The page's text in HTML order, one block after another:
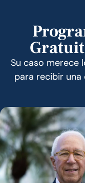
Su caso merece
para recibir una